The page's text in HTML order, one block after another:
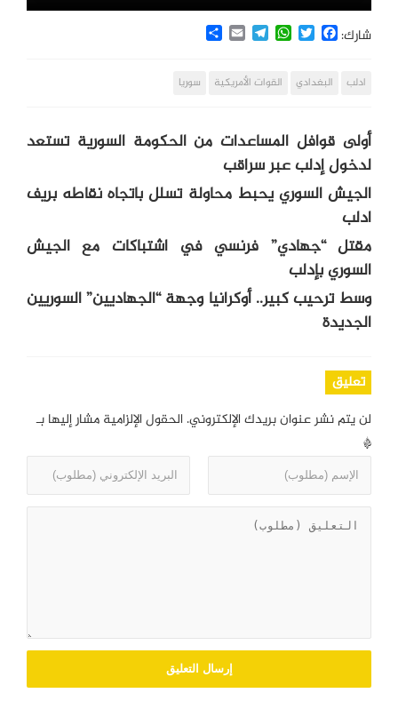
شارك: Facebook
Twitter
WhatsApp
Telegram
Email
Share
ادلب البغدادي القوات الأمريكية سوريا
أولى قوافل المساعدات من الحكومة السورية تستعد
لدخول إدلب عبر سراقب
الجيش السوري يحبط محاولة تسلل باتجاه نقاطه بريف
ادلب
مقتل “جهادي” فرنسي في اشتباكات مع الجيش
السوري بإدلب
وسط ترحيب كبير.. أوكرانيا وجهة “الجهاديين” السوريين
الجديدة
تعليق
لن يتم نشر عنوان بريدك الإلكتروني. الحقول الإلزامية مشار إليها بـ
*